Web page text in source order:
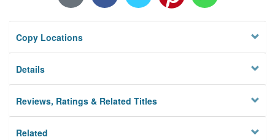
Copy Locations
Details
Reviews, Ratings & Related Titles
Related